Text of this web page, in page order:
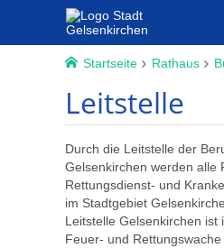
Startseite Rathaus
Leitstelle
Durch die Leitstelle der
Gelsenkirchen werden alle
Rettungsdienst- und
im Stadtgebiet
Leitstelle Gelsenkirchen ist
Feuer- und